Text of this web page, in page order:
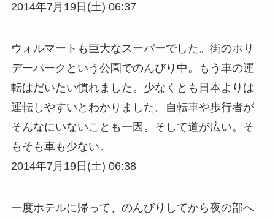
2014年7月19日(土) 06:37
ウォルマートも巨大なスーパーでした。街のホリ
デーパークという公園でのんびり中。もう車の運
転はだいたい慣れました。少なくとも日本よりは
運転しやすいとわかりました。自転車や歩行者が
そんなにいないことも一因。そして道が広い。そ
もそも車も少ない。
2014年7月19日(土) 06:38
一度ホテルに帰って、のんびりしてから夜の部へ